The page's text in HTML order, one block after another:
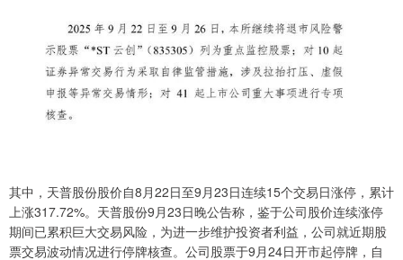
其中，天普股份股价自8月22日至9月23日连续15个交易日涨停，累计
上涨317.72%。天普股份9月23日晚公告称，鉴于公司股价连续涨停
期间已累积巨大交易风险，为进一步维护投资者利益，公司就近期股
票交易波动情况进行停牌核查。公司股票于9月24日开市起停牌，自